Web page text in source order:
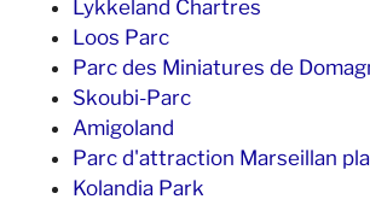
Lykkeland Chartres
Loos Parc
Parc des Miniatures de
Skoubi-Parc
Amigoland
Parc d'attraction Marseillan
Kolandia Park